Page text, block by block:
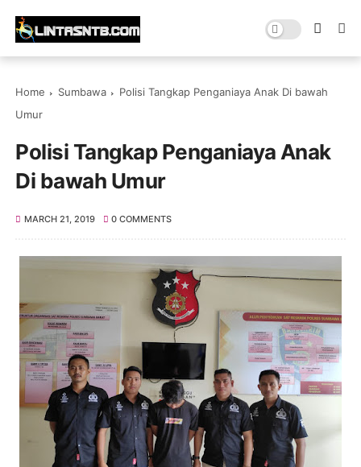
Home Sumbawa
Polisi Tangkap Penganiaya Anak Di bawah
Umur
Polisi Tangkap Penganiaya Anak
Di bawah Umur
MARCH 21, 2019 0 COMMENTS